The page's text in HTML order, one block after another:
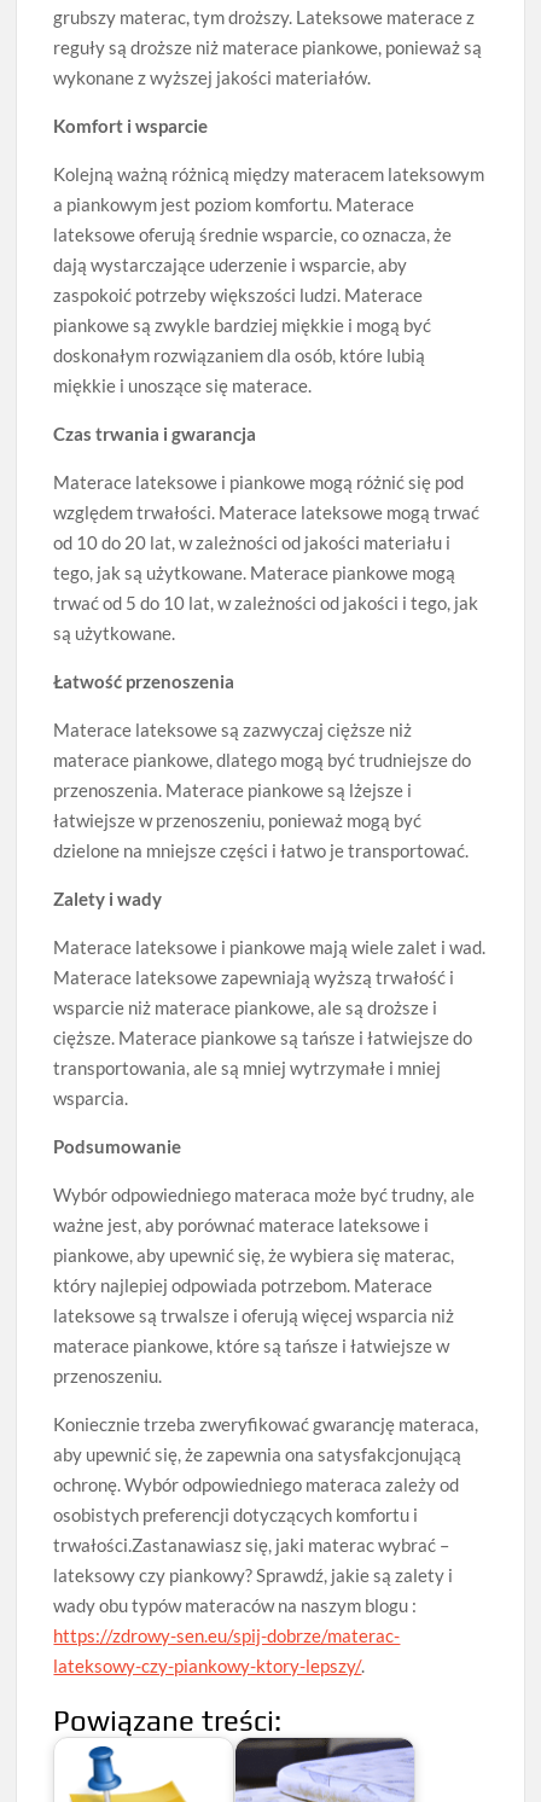
grubszy materac, tym droższy. Lateksowe materace z
reguły są droższe niż materace piankowe, ponieważ są
wykonane z wyższej jakości materiałów.
Komfort i wsparcie
Kolejną ważną różnicą między materacem lateksowym
a piankowym jest poziom komfortu. Materace
lateksowe oferują średnie wsparcie, co oznacza, że
dają wystarczające uderzenie i wsparcie, aby
zaspokoić potrzeby większości ludzi. Materace
piankowe są zwykle bardziej miękkie i mogą być
doskonałym rozwiązaniem dla osób, które lubią
miękkie i unoszące się materace.
Czas trwania i gwarancja
Materace lateksowe i piankowe mogą różnić się pod
względem trwałości. Materace lateksowe mogą trwać
od 10 do 20 lat, w zależności od jakości materiału i
tego, jak są użytkowane. Materace piankowe mogą
trwać od 5 do 10 lat, w zależności od jakości i tego, jak
są użytkowane.
Łatwość przenoszenia
Materace lateksowe są zazwyczaj cięższe niż
materace piankowe, dlatego mogą być trudniejsze do
przenoszenia. Materace piankowe są lżejsze i
łatwiejsze w przenoszeniu, ponieważ mogą być
dzielone na mniejsze części i łatwo je transportować.
Zalety i wady
Materace lateksowe i piankowe mają wiele zalet i wad.
Materace lateksowe zapewniają wyższą trwałość i
wsparcie niż materace piankowe, ale są droższe i
cięższe. Materace piankowe są tańsze i łatwiejsze do
transportowania, ale są mniej wytrzymałe i mniej
wsparcia.
Podsumowanie
Wybór odpowiedniego materaca może być trudny, ale
ważne jest, aby porównać materace lateksowe i
piankowe, aby upewnić się, że wybiera się materac,
który najlepiej odpowiada potrzebom. Materace
lateksowe są trwalsze i oferują więcej wsparcia niż
materace piankowe, które są tańsze i łatwiejsze w
przenoszeniu.
Koniecznie trzeba zweryfikować gwarancję materaca,
aby upewnić się, że zapewnia ona satysfakcjonującą
ochronę. Wybór odpowiedniego materaca zależy od
osobistych preferencji dotyczących komfortu i
trwałości.Zastanawiasz się, jaki materac wybrać –
lateksowy czy piankowy? Sprawdź, jakie są zalety i
wady obu typów materaców na naszym blogu :
https://zdrowy-sen.eu/spij-dobrze/materac-
lateksowy-czy-piankowy-ktory-lepszy/.
Powiązane treści: